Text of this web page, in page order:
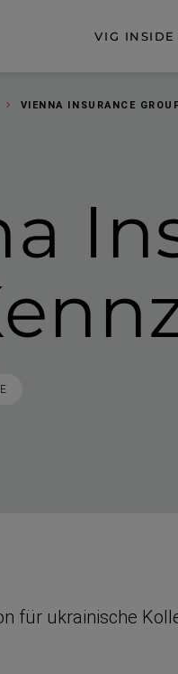
VIG INSIDE
VIENNA INSURANCE
für ukrainische